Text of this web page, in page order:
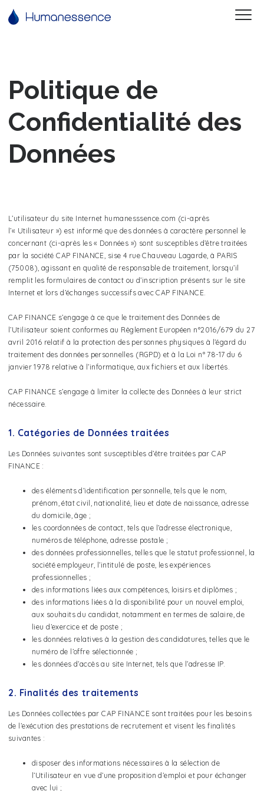
Politique de
Confidentialité des
Données
L’utilisateur du site Internet humanesssence.com (ci-après
l’« Utilisateur ») est informé que des données à caractère personnel le
concernant (ci-après les « Données ») sont susceptibles d’être traitées
par la société CAP FINANCE, sise 4 rue Chauveau Lagarde, à PARIS
(75008), agissant en qualité de responsable de traitement, lorsqu’il
remplit les formulaires de contact ou d’inscription présents sur le site
Internet et lors d’échanges successifs avec CAP FINANCE.
CAP FINANCE s’engage à ce que le traitement des Données de
l’Utilisateur soient conformes au Règlement Européen n°2016/679 du 27
avril 2016 relatif à la protection des personnes physiques à l’égard du
traitement des données personnelles (RGPD) et à la Loi n° 78-17 du 6
janvier 1978 relative à l’informatique, aux fichiers et aux libertés.
CAP FINANCE s’engage à limiter la collecte des Données à leur strict
nécessaire.
1. Catégories de Données traitées
Les Données suivantes sont susceptibles d’être traitées par CAP
FINANCE :
des éléments d’identification personnelle, tels que le nom,
prénom, état civil, nationalité, lieu et date de naissance, adresse
du domicile, âge ;
les coordonnées de contact, tels que l’adresse électronique,
numéros de téléphone, adresse postale ;
des données professionnelles, telles que le statut professionnel, la
société employeur, l’intitulé de poste, les expériences
professionnelles ;
des informations liées aux compétences, loisirs et diplômes ;
des informations liées à la disponibilité pour un nouvel emploi,
aux souhaits du candidat, notamment en termes de salaire, de
lieu d’exercice et de poste ;
les données relatives à la gestion des candidatures, telles que le
numéro de l’offre sélectionnée ;
les données d’accès au site Internet, tels que l’adresse IP.
2. Finalités des traitements
Les Données collectées par CAP FINANCE sont traitées pour les besoins
de l’exécution des prestations de recrutement et visent les finalités
suivantes :
disposer des informations nécessaires à la sélection de
l’Utilisateur en vue d’une proposition d’emploi et pour échanger
avec lui ;